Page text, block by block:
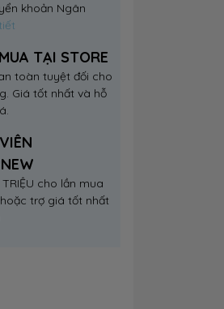
khoản Ngân
TẠI STORE
toàn tuyệt đối cho
Giá tốt nhất và hỗ
cho lần mua
trợ giá tốt nhất